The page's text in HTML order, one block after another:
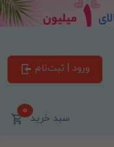
ورود | ثبت‌نام
سبد خرید0